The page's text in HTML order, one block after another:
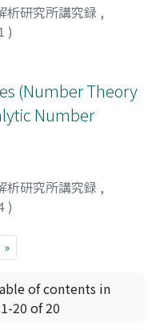
析研究所講究録 ,
)
(Number Theory
Number
析研究所講究録 ,
)
»
of contents in
20 of 20